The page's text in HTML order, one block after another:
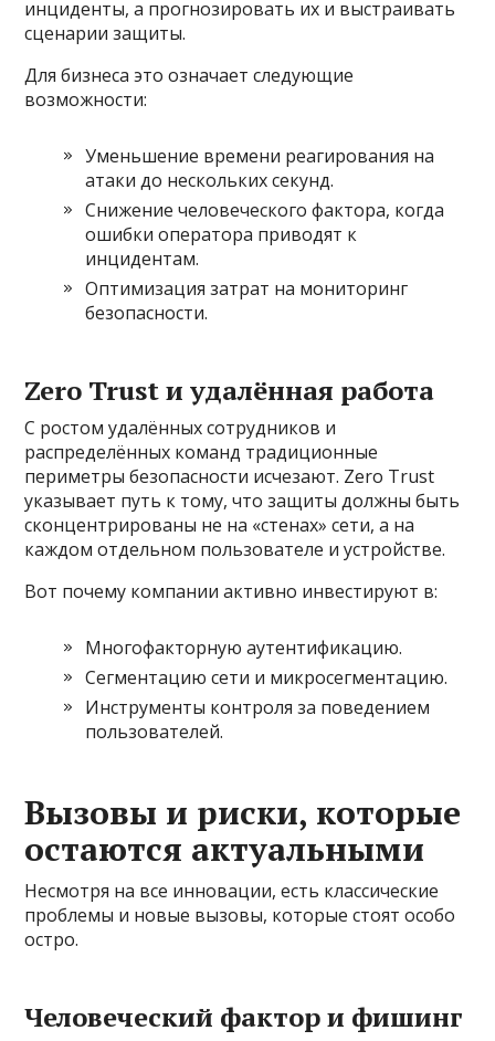
инциденты, а прогнозировать их и выстраивать
сценарии защиты.
Для бизнеса это означает следующие
возможности:
Уменьшение времени реагирования на
атаки до нескольких секунд.
Снижение человеческого фактора, когда
ошибки оператора приводят к
инцидентам.
Оптимизация затрат на мониторинг
безопасности.
Zero Trust и удалённая работа
С ростом удалённых сотрудников и
распределённых команд традиционные
периметры безопасности исчезают. Zero Trust
указывает путь к тому, что защиты должны быть
сконцентрированы не на «стенах» сети, а на
каждом отдельном пользователе и устройстве.
Вот почему компании активно инвестируют в:
Многофакторную аутентификацию.
Сегментацию сети и микросегментацию.
Инструменты контроля за поведением
пользователей.
Вызовы и риски, которые
остаются актуальными
Несмотря на все инновации, есть классические
проблемы и новые вызовы, которые стоят особо
остро.
Человеческий фактор и фишинг